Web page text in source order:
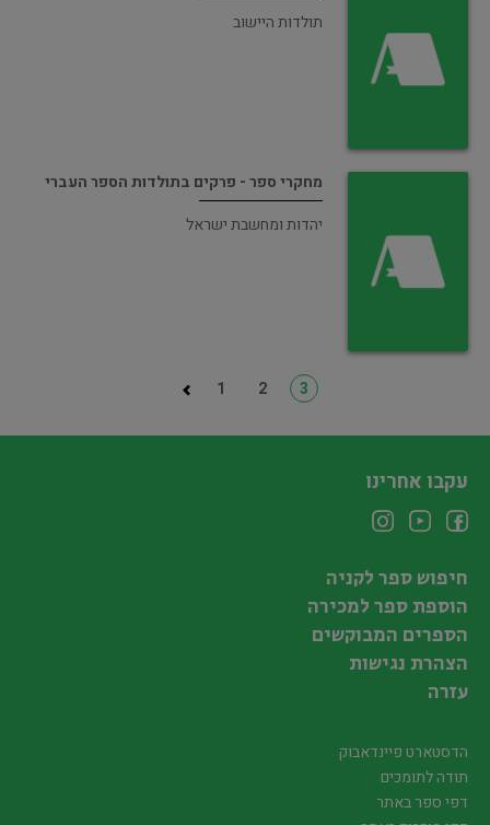
תולדות היישוב
מחקרי ספר - פרקים בתולדות הספר העברי
יהדות ומחשבת ישראל
1 2 3
עקבו אחרינו
חיפוש ספר לקניה
הוספת ספר למכירה
הספרים המבוקשים
הצהרת נגישות
עזרה
הדסטארט פיינדאבוק
תודה לתומכים
דפי ספר באתר